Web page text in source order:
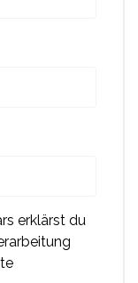
erklärst du